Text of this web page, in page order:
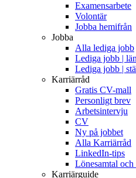
Examensarbete
Volontär
Jobba hemifrån
Jobba
Alla lediga jobb
Lediga jobb | län
Lediga jobb |
Karriärråd
Gratis CV-mall
Personligt brev
Arbetsintervju
CV
Ny på jobbet
Alla Karriärråd
LinkedIn-tips
Lönesamtal
Karriärguide